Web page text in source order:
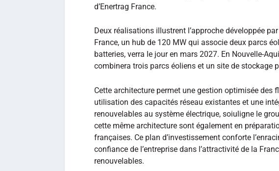
d’Enertrag France.
Deux réalisations illustrent l’approche développée
France, un hub de 120 MW qui associe deux parcs
batteries, verra le jour en mars 2027. En Nouvelle-
combinera trois parcs éoliens et un site de stockage
Cette architecture permet une gestion optimisée des
utilisation des capacités réseau existantes et une
renouvelables au système électrique, soiuligne le
cette même architecture sont également en
françaises. Ce plan d’investissement conforte
confiance de l’entreprise dans l’attractivité de la
renouvelables.